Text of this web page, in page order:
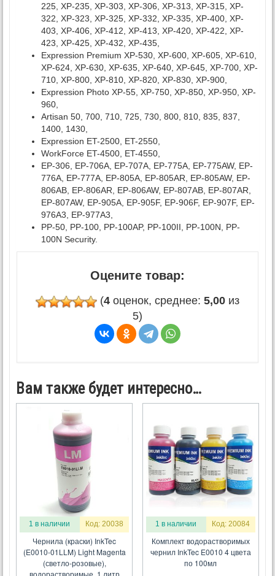
225, XP-235, XP-303, XP-306, XP-313, XP-315, XP-
322, XP-323, XP-325, XP-332, XP-335, XP-400, XP-
403, XP-406, XP-412, XP-413, XP-420, XP-422, XP-
423, XP-425, XP-432, XP-435,
Expression Premium XP-530, XP-600, XP-605, XP-610,
XP-624, XP-630, XP-635, XP-640, XP-645, XP-700, XP-
710, XP-800, XP-810, XP-820, XP-830, XP-900,
Expression Photo XP-55, XP-750, XP-850, XP-950, XP-
960,
Artisan 50, 700, 710, 725, 730, 800, 810, 835, 837,
1400, 1430,
Expression ET-2500, ET-2550,
WorkForce ET-4500, ET-4550,
EP-306, EP-706A, EP-707A, EP-775A, EP-775AW, EP-
776A, EP-777A, EP-805A, EP-805AR, EP-805AW, EP-
806AB, EP-806AR, EP-806AW, EP-807AB, EP-807AR,
EP-807AW, EP-905A, EP-905F, EP-906F, EP-907F, EP-
976A3, EP-977A3,
PP-50, PP-100, PP-100AP, PP-100II, PP-100N, PP-
100N Security.
Оцените товар:
(4 оценок, среднее: 5,00 из
5)
Вам также будет интересно…
1 в наличии Код: 20038
Чернила (краски) InkTec
(E0010-01LLM) Light Magenta
(светло-розовые),
водорастворимые, 1 литр
1 в наличии Код: 20084
Комплект водорастворимых
чернил InkTec E0010 4 цвета
по 100мл